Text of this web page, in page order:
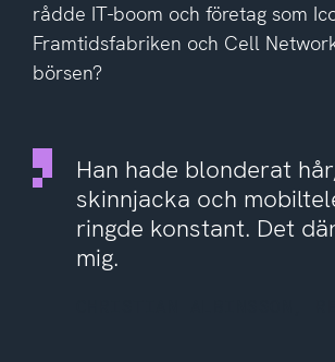
rådde IT-boom och företag som
Framtidsfabriken och Cell
börsen?
Han hade blonderat
skinnjacka och
ringde konstant. Det
mig.